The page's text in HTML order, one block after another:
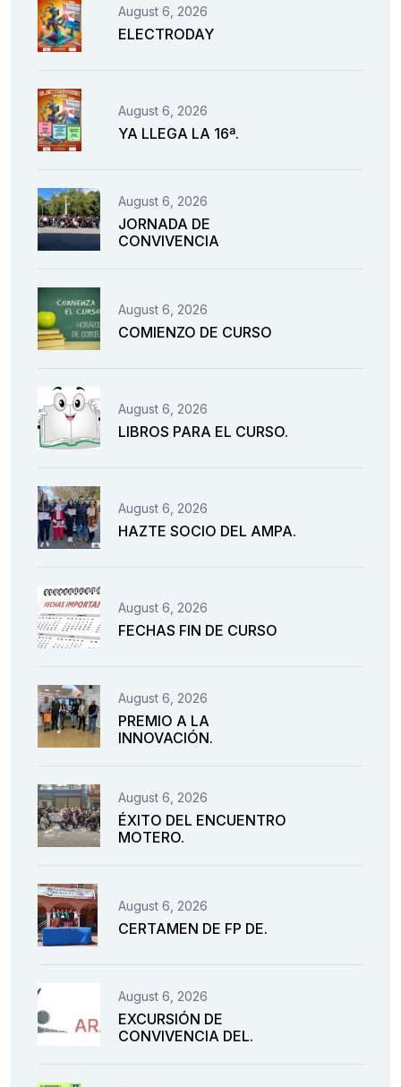
August 6, 2026
ELECTRODAY
August 6, 2026
YA LLEGA LA 16ª.
August 6, 2026
JORNADA DE
CONVIVENCIA
August 6, 2026
COMIENZO DE CURSO
August 6, 2026
LIBROS PARA EL CURSO.
August 6, 2026
HAZTE SOCIO DEL AMPA.
August 6, 2026
FECHAS FIN DE CURSO
August 6, 2026
PREMIO A LA
INNOVACIÓN.
August 6, 2026
ÉXITO DEL ENCUENTRO
MOTERO.
August 6, 2026
CERTAMEN DE FP DE.
August 6, 2026
EXCURSIÓN DE
CONVIVENCIA DEL.